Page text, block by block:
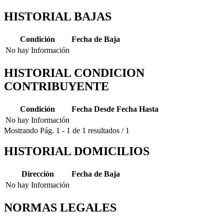
HISTORIAL BAJAS
Condición
Fecha de Baja
No hay Información
HISTORIAL CONDICION
CONTRIBUYENTE
Condición Fecha Desde Fecha Hasta
No hay Información
Mostrando Pág. 1 - 1 de 1 resultados / 1
HISTORIAL DOMICILIOS
Dirección
Fecha de Baja
No hay Información
NORMAS LEGALES